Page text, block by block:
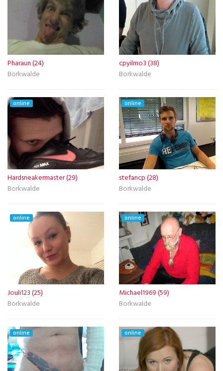
Pharaun (24)
Borkwalde
cpyilmo3 (38)
Borkwalde
online
Hardsneakermaster (29)
Borkwalde
online
stefancp (28)
Borkwalde
online
Jouli123 (25)
Borkwalde
online
Michael1969 (59)
Borkwalde
online online